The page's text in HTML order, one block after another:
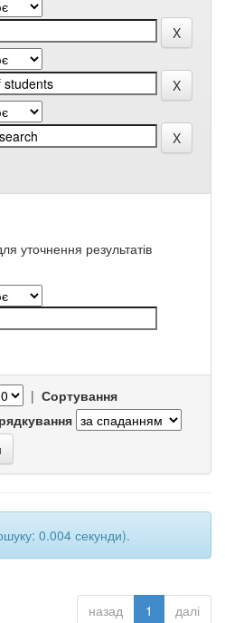
уточнення результатів
| Сортування
0.004 секунди).
назад 1 далі